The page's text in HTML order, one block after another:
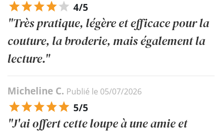
4/5
"Très pratique, légère et efficace pour la
couture, la broderie, mais également la
lecture."
Micheline C. Publié le 05/07/2026
5/5
"J'ai offert cette loupe à une amie et